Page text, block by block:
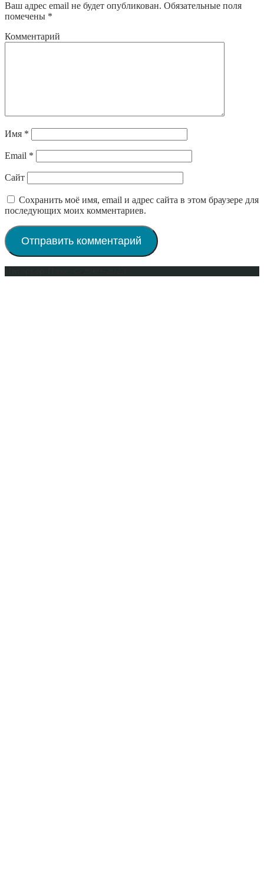
Ваш адрес email не будет опубликован. Обязательные поля
помечены *
Комментарий
Имя *
Email *
Сайт
Сохранить моё имя, email и адрес сайта в этом браузере для
последующих моих комментариев.